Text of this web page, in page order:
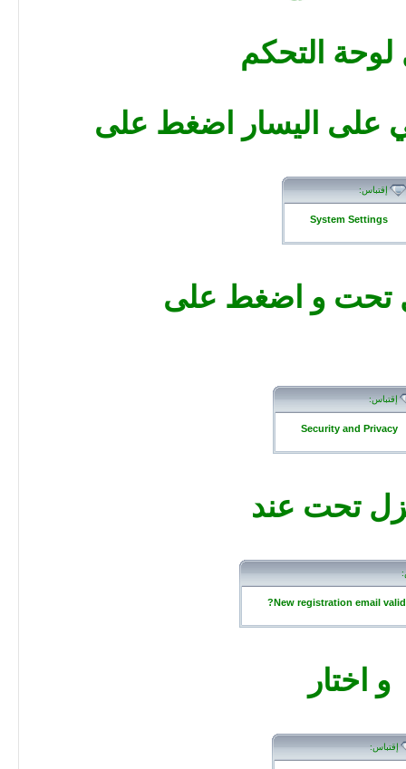
التحكم
على اليسار اضغط على
إقتباس:
System Settings
تحت و اضغط على
إقتباس:
Security and Privacy
تحت عند
New registration email
و اختار
إقتباس: